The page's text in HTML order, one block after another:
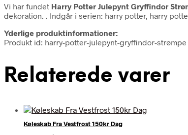
Vi har fundet Harry Potter Julepynt Gryffindor
dekoration. . Indgår i serien: harry potter, harry
Yderlige produktinformationer:
Produkt id: harry-potter-julepynt-gryffindor-strømpe
Relaterede varer
Køleskab Fra Vestfrost 150kr Dag